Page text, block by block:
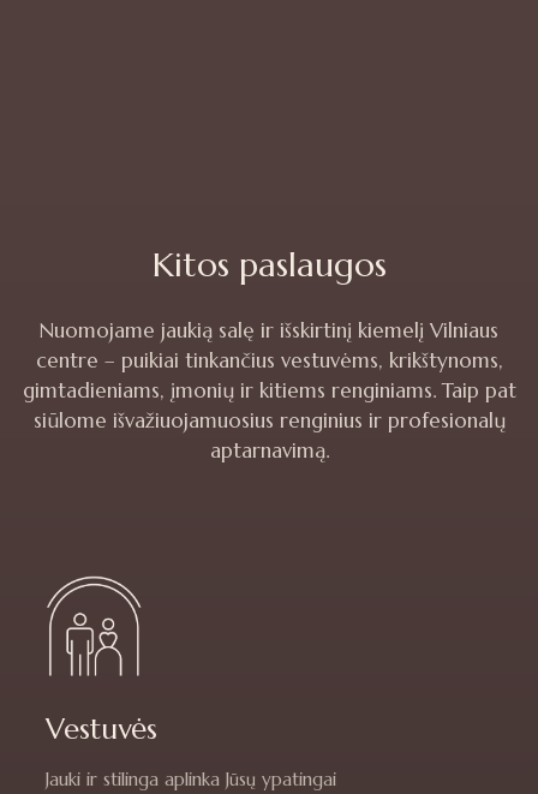
Kitos paslaugos
Nuomojame jaukią salę ir išskirtinį kiemelį Vilniaus
centre – puikiai tinkančius vestuvėms, krikštynoms,
gimtadieniams, įmonių ir kitiems renginiams. Taip pat
siūlome išvažiuojamuosius renginius ir profesionalų
aptarnavimą.
Vestuvės
Jauki ir stilinga aplinka Jūsų ypatingai